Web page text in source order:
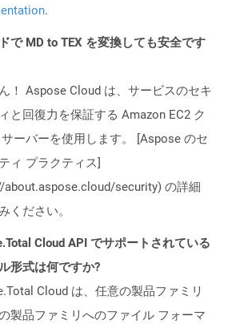
.
で MD to TEX を変換しても安全です
！ Aspose Cloud は、サービスのセキ
と回復力を保証する Amazon EC2 ク
ーバーを使用します。 [Aspose のセ
ィ プラクティス]
about.aspose.cloud/security) の詳細
ください。
Cloud API でサポートされている
形式は何ですか?
Cloud は、任意の製品ファミリ
製品ファミリへのファイル フォーマ